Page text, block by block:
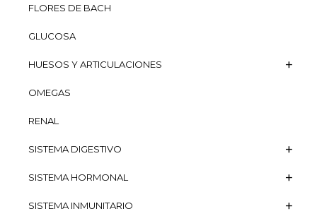
FLORES DE BACH
GLUCOSA
HUESOS Y ARTICULACIONES
OMEGAS
RENAL
SISTEMA DIGESTIVO
SISTEMA HORMONAL
SISTEMA INMUNITARIO